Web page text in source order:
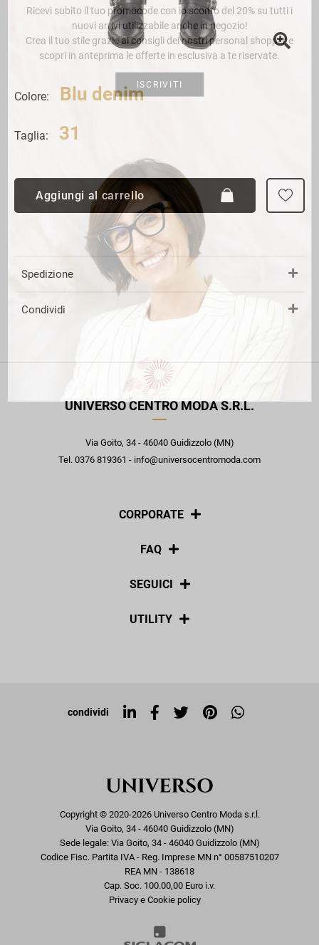
Colore: Blu denim
Taglia: 31
Aggiungi al carrello
Spedizione
Condividi
UNIVERSO CENTRO MODA S.R.L.
Via Goito, 34 - 46040 Guidizzolo (MN)
Tel. 0376 819361 - info@universocentromoda.com
CORPORATE
Chi siamo
FAQ
Pagamenti
SEGUICI
Social
UTILITY
Top ricerche
condividi
Copyright © 2020-2026 Universo Centro Moda s.r.l.
Via Goito, 34 - 46040 Guidizzolo (MN)
Sede legale: Via Goito, 34 - 46040 Guidizzolo (MN)
Codice Fisc. Partita IVA - Reg. Imprese MN n° 00587510207
REA MN - 138618
Cap. Soc. 100.00,00 Euro i.v.
Privacy e Cookie policy
Ricevi subito il tuo promocode con lo sconto del 20% su tutti i
nuovi arrivi utilizzabile anche in negozio!
Crea il tuo stile grazie ai consigli dei nostri personal shopper e
scopri in anteprima le offerte in esclusiva a te riservate.
ISCRIVITI